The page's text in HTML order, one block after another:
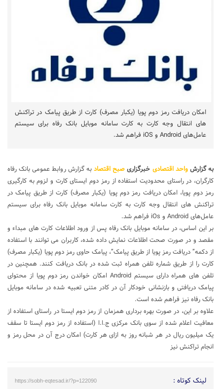
امکان دریافت رمز دوم پویا (یکبار مصرف) کارت از طریق پیامک در تراکنش
های انتقال وجه کارت به کارت سامانه موبایل بانک رفاه برای سیستم
عامل‌های Android و iOS فراهم شد.
به گزارشواحد اقتصادی خبرگزاریصبح اقتصادبه گزارش روابط عمومی بانک رفاه
کارگران، در راستای محدودیت استفاده از رمز دوم ایستای کارت و لزوم به کارگیری
رمز دوم پویا، امکان دریافت رمز دوم پویا (یکبار مصرف) کارت از طریق پیامک در
تراکنش های انتقال وجه کارت به کارت سامانه موبایل بانک رفاه برای سیستم
عامل‌های Android و iOs فراهم شد.
بر این اساس، در سامانه موبایل بانک رفاه پس از ورود اطلاعات کارت های مبداء و
مقصد و در صورت صحت اطلاعات نمایش داده شده، کاربران می توانند با استفاده
از دکمه” دریافت رمز پویا از طریق پیامک”، پیامک حاوی رمز دوم پویا (یکبار مصرف)
کارت را از طریق شماره تلفن همراه ثبت شده در بانک دریافت کنند. همچنین در
تلفن های همراه دارای سیستم Android امکان خواندن رمز دوم پویا از محتوای
پیامک دریافتی و بازنشانی خودکار آن در کادر متنی تعبیه شده در سامانه موبایل
بانک رفاه نیز فراهم شده است.
علاوه بر این، در صورت بهره برداری همزمان از رمز دوم ایستا در راستای استفاده از
معافیت اعلام شده از سوی بانک مرکزی ج.ا.ا (استفاده از رمز دوم ایستا تا سقف
یک میلیون ریال در هر شبانه روز به ازای هر کارت) امکان درج آن در محل رمز و
انجام تراکنش نیز
لینک کوتاه : https://sobh-eqtesad.ir/?p=122090